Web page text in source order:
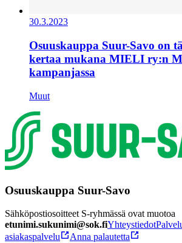
30.3.2023
Osuuskauppa Suur-Savo on
kertaa mukana MIELI ry:n
kampanjassa
Muut
Osuuskauppa Suur-Savo
Sähköpostiosoitteet S-ryhmässä ovat muotoa
etunimi.sukunimi@sok.fiYhteystiedot
asiakaspalvelu
Anna palautetta